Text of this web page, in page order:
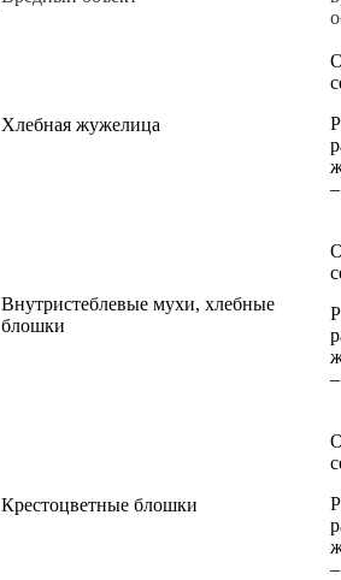
Хлебная жужелица
Внутристеблевые мухи, хлебные
блошки
Крестоцветные блошки